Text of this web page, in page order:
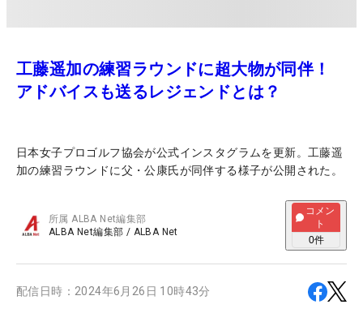
工藤遥加の練習ラウンドに超大物が同伴！
アドバイスも送るレジェンドとは？
日本女子プロゴルフ協会が公式インスタグラムを更新。工藤遥
加の練習ラウンドに父・公康氏が同伴する様子が公開された。
所属ALBA Net編集部
ALBA Net編集部 / ALBA Net
コメン
ト
0件
配信日時： 2024年6月26日 10時43分